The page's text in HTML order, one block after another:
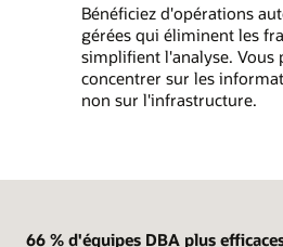
Bénéficiez d'opérations
gérées qui éliminent les
simplifient l'analyse. Vous
concentrer sur les
non sur l'infrastructure.
66 % d'équipes DBA plus